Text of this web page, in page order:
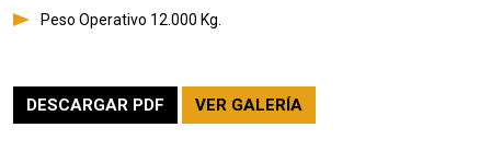
Peso Operativo 12.000 Kg.
DESCARGAR PDF VER GALERÍA